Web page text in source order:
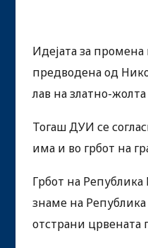
Идејата за
предводена од
лав на златно-
Тогаш ДУИ се
има и во грбот на
Грбот на
знаме на
отстрани црвената